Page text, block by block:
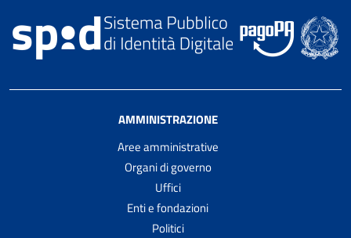
AMMINISTRAZIONE
Aree amministrative
Organi di governo
Uffici
Enti e fondazioni
Politici